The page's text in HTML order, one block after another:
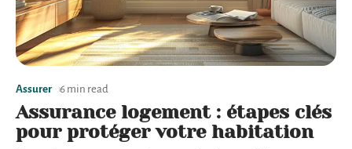
Assurer 6 min read
Assurance logement : étapes clés
pour protéger votre habitation